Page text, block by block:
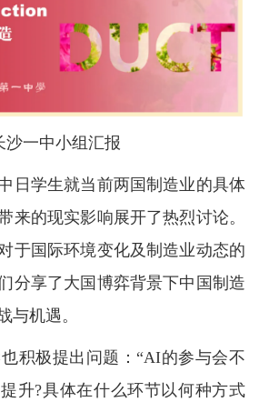
沙一中小组汇报
日学生就当前两国制造业的具体
来的现实影响展开了热烈讨论。
于国际环境变化及制造业动态的
分享了大国博弈背景下中国制造
与机遇。
积极提出问题：“AI的参与会不
升?具体在什么环节以何种方式